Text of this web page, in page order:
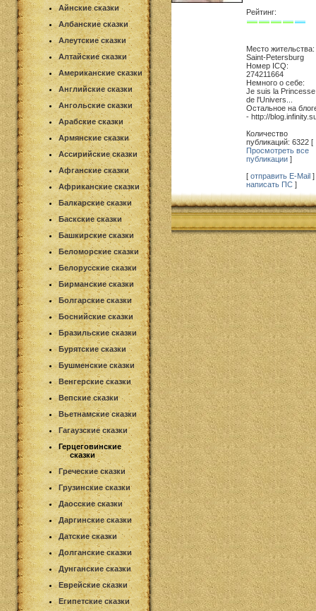
Айнские сказки
Албанские сказки
Алеутские сказки
Алтайские сказки
Американские сказки
Английские сказки
Ангольские сказки
Арабские сказки
Армянские сказки
Ассирийские сказки
Афганские сказки
Африканские сказки
Балкарские сказки
Баскские сказки
Башкирские сказки
Беломорские сказки
Белорусские сказки
Бирманские сказки
Болгарские сказки
Боснийские сказки
Бразильские сказки
Бурятские сказки
Бушменские сказки
Венгерские сказки
Вепские сказки
Вьетнамские сказки
Гагаузские сказки
Герцеговинские
сказки
Греческие сказки
Грузинские сказки
Даосские сказки
Даргинские сказки
Датские сказки
Долганские сказки
Дунганские сказки
Еврейские сказки
Египетские сказки
Рейтинг:
Место жительства:
Saint-Petersburg
Номер ICQ:
274211664
Немного о себе:
Je suis la Princesse
de l'Univers...
Остальное на
- http://
Количество
публикаций: 6322 [
Просмотреть все
публикации ]
[ отправить E-Mail ]
написать ПС ]